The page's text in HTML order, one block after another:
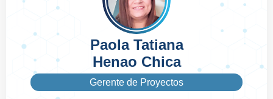
Paola Tatiana
Henao Chica
Gerente de Proyectos